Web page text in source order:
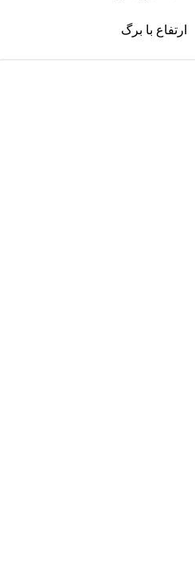
ارتفاع با برگ